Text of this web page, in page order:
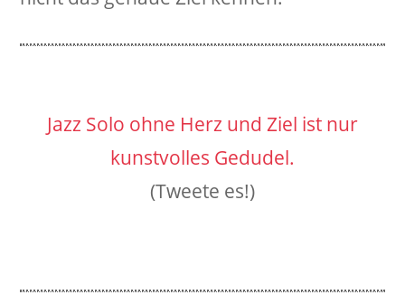
Jazz Solo ohne Herz und Ziel ist nur
kunstvolles Gedudel.
(Tweete es!)